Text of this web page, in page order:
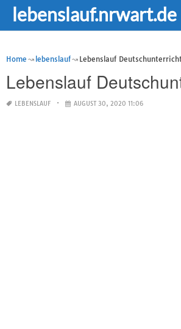
lebenslauf.nrwart.de
Home lebenslauf Lebenslauf Deutschunterricht
Lebenslauf
LEBENSLAUF AUGUST 30, 2020 11:06